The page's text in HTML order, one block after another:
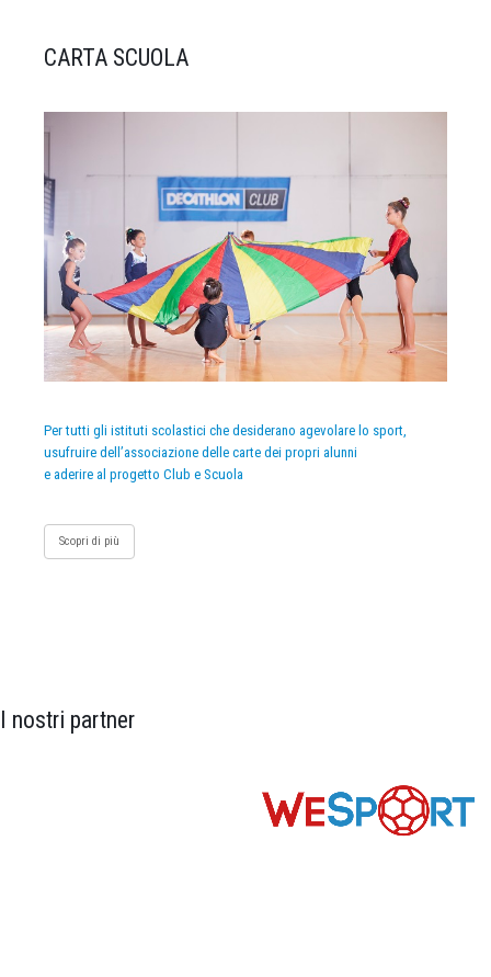
CARTA SCUOLA
Per tutti gli istituti scolastici che desiderano agevolare lo sport,
usufruire dell’associazione delle carte dei propri alunni
e aderire al progetto Club e Scuola
Scopri di più
I nostri partner